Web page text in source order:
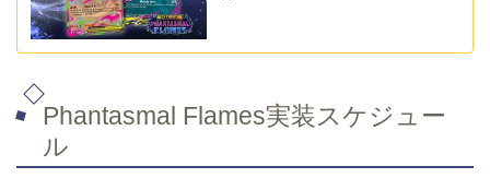
Phantasmal Flames実装スケジュー
ル